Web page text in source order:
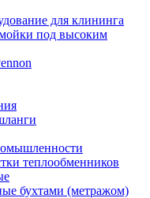
для клининга
под высоким
теплообменников
бухтами (метражом)